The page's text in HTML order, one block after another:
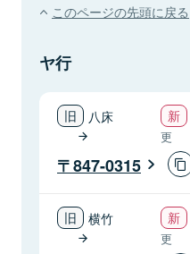
このページの先頭に戻る
ヤ行
八床
更
847-0315
横竹
更